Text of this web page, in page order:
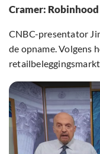
Cramer: Robinhood
CNBC-presentator
de opname. Volgens